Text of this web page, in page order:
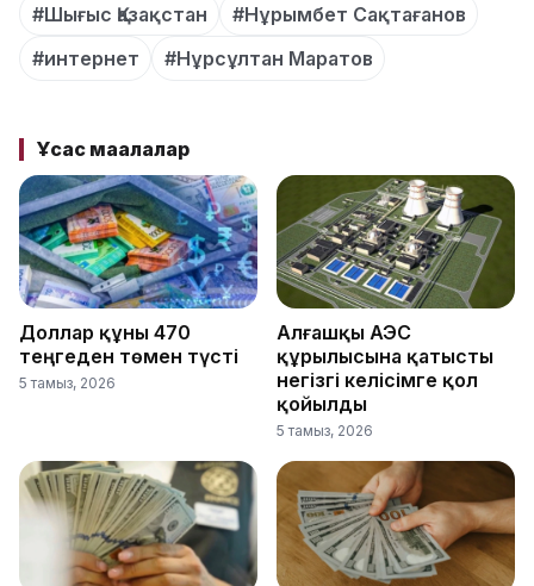
#Шығыс Қазақстан
#Нұрымбет Сақтағанов
#интернет
#Нұрсұлтан Маратов
Ұқсас мақалалар
Доллар құны 470
теңгеден төмен түсті
5 тамыз, 2026
Алғашқы АЭС
құрылысына қатысты
негізгі келісімге қол
қойылды
5 тамыз, 2026